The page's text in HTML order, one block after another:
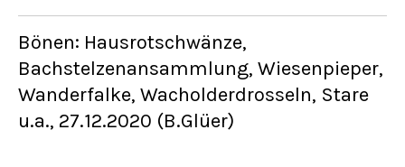
Bönen: Hausrotschwänze,
Bachstelzenansammlung, Wiesenpieper,
Wanderfalke, Wacholderdrosseln, Stare
u.a., 27.12.2020 (B.Glüer)